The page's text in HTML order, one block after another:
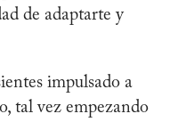
de adaptarte y
impulsado a
tal vez empezando